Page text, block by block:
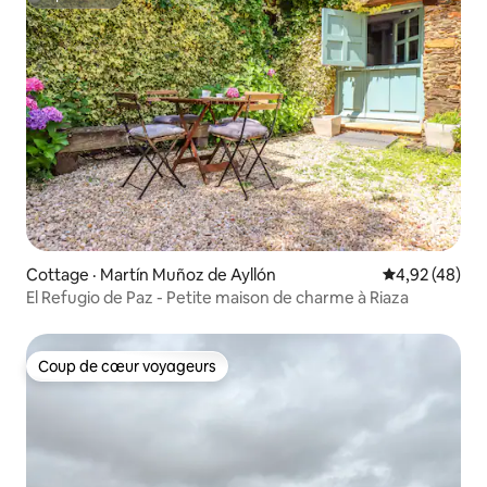
Cottage · Martín Muñoz de Ayllón Note
4,92 (48)
El Refugio de Paz - Petite maison de charme à Riaza
Coup de cœur voyageurs
Coup de cœur voyageurs